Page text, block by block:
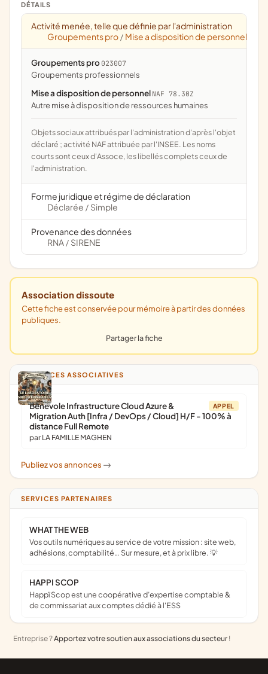
DÉTAILS
Activité menée, telle que définie par l'administration
Groupements pro / Mise a disposition de personnel
Groupements pro 023007
groupements professionnels
Mise a disposition de personnel NAF 78.30Z
Autre mise à disposition de ressources humaines
Objets sociaux attribués par l'administration d'après l'objet
déclaré ; activité NAF attribuée par l'INSEE. Les noms
courts sont ceux d'Assoce, les libellés complets ceux de
l'administration.
Forme juridique et régime de déclaration
Déclarée / Simple
Provenance des données
RNA / SIRENE
Association dissoute
Cette fiche est conservée pour mémoire à partir des données
publiques.
Partager la fiche
ANNONCES ASSOCIATIVES
APPEL
Bénévole Infrastructure Cloud Azure &
Migration Auth [Infra / DevOps / Cloud] H/F - 100% à
distance Full Remote
par LA FAMILLE MAGHEN
Publiez vos annonces ->
SERVICES PARTENAIRES
WHAT THE WEB
Vos outils numériques au service de votre mission : site web,
adhésions, comptabilité… Sur mesure, et à prix libre. 💡
HAPPI SCOP
Happï Scop est une coopérative d’expertise comptable &
de commissariat aux comptes dédié à l'ESS
Entreprise ?Apportez votre soutien aux associations du secteur !